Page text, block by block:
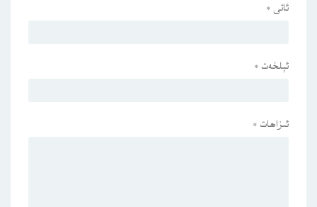
ئاتى *
ئېلخەت *
ئىزاھات *